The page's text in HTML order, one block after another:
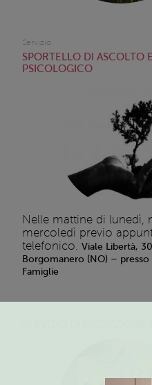
Servizio
SPORTELLO DI ASCOLTO
PSICOLOGICO
Nelle mattine di lunedì,
mercoledì previo
telefonico. Viale Libertà,
Borgomanero (NO) –
Famiglie